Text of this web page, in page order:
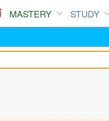
MASTERY STUDY